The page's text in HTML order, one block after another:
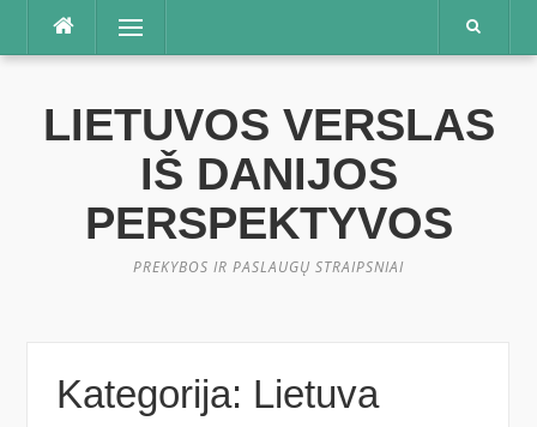
Praleisti
Meniu
LIETUVOS VERSLAS
IŠ DANIJOS
PERSPEKTYVOS
PREKYBOS IR PASLAUGŲ STRAIPSNIAI
Kategorija: Lietuva